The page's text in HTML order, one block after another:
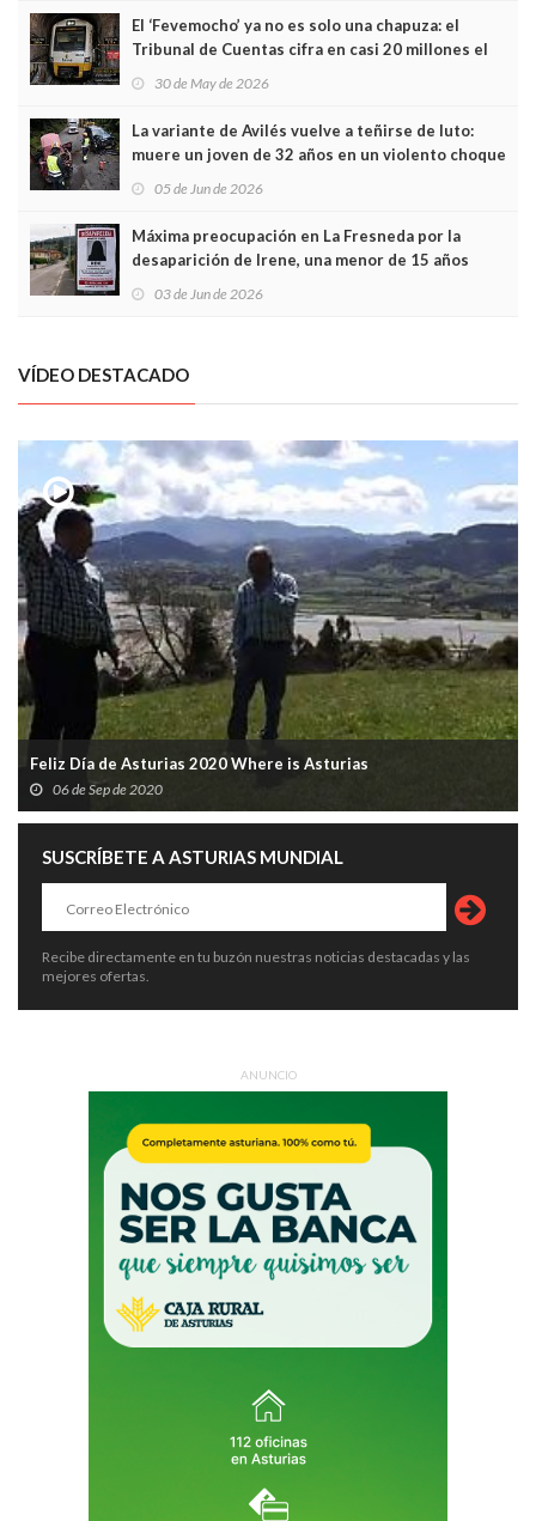
El ‘Fevemocho’ ya no es solo una chapuza: el
Tribunal de Cuentas cifra en casi 20 millones el
sobrecoste de los trenes que no cabían por los
30 de May de 2026
La variante de Avilés vuelve a teñirse de luto:
muere un joven de 32 años en un violento choque
frontal
05 de Jun de 2026
Máxima preocupación en La Fresneda por la
desaparición de Irene, una menor de 15 años
03 de Jun de 2026
VÍDEO DESTACADO
Feliz Día de Asturias 2020 Where is Asturias
06 de Sep de 2020
SUSCRÍBETE A ASTURIAS MUNDIAL
Recibe directamente en tu buzón nuestras noticias destacadas y las
mejores ofertas.
ANUNCIO